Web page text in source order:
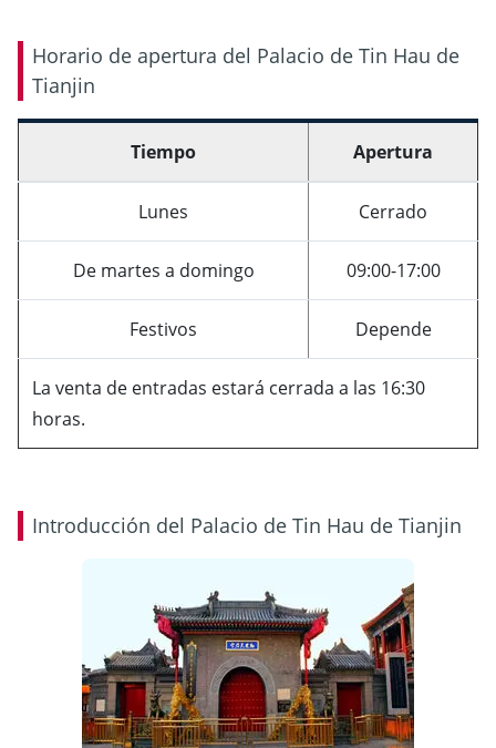
Horario de apertura del Palacio de Tin Hau de
Tianjin
Tiempo Apertura
Lunes Cerrado
De martes a domingo 09:00-17:00
Festivos Depende
La venta de entradas estará cerrada a las 16:30
horas.
Introducción del Palacio de Tin Hau de Tianjin